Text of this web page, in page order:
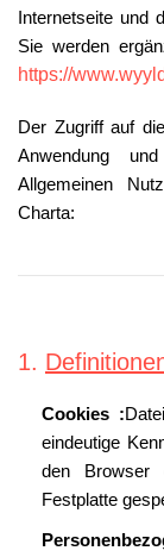
Internetseite und
Sie werden
https://
Der Zugriff auf
Anwendung
Allgemeinen
Charta:
1.
Cookies :
eindeutige
den Browser
Festplatte